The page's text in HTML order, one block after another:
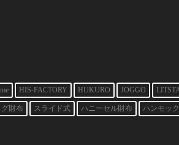
HIS-FACTORY HUKURO JOGGO
財布 スライド式 ハニーセル財布 ハンモッ